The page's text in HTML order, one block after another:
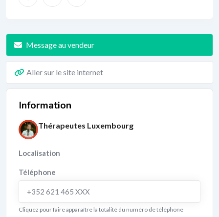
Message au vendeur
Aller sur le site internet
Information
Thérapeutes Luxembourg
Localisation
Téléphone
+352 621 465 XXX
Cliquez pour faire apparaître la totalité du numéro de téléphone